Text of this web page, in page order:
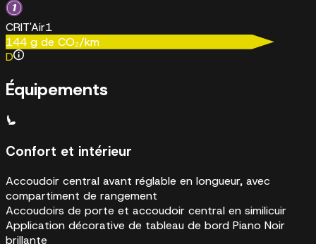
CRIT'Air1
144 g de CO₂/km
D
Équipements
Confort et intérieur
Accoudoir central avant réglable en longueur, avec
compartiment de rangement
Accoudoirs de porte et accoudoir central en similicuir
Application décorative de tableau de bord Piano Noir
brillante